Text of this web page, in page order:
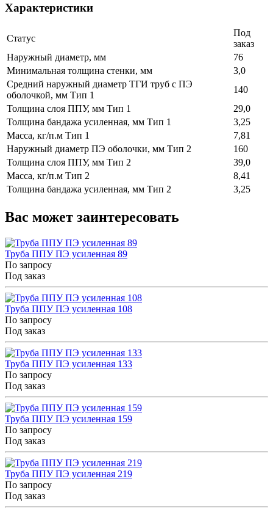
Характеристики
Статус
Под
заказ
Наружный диаметр, мм
76
Минимальная толщина стенки, мм
3,0
Средний наружный диаметр ТГИ труб с ПЭ
оболочкой, мм Тип 1
140
Толщина слоя ППУ, мм Тип 1
29,0
Толщина бандажа усиленная, мм Тип 1
3,25
Масса, кг/п.м Тип 1
7,81
Наружный диаметр ПЭ оболочки, мм Тип 2
160
Толщина слоя ППУ, мм Тип 2
39,0
Масса, кг/п.м Тип 2
8,41
Толщина бандажа усиленная, мм Тип 2
3,25
Вас может заинтересовать
Труба ППУ ПЭ усиленная 89
По запросу
Под заказ
Труба ППУ ПЭ усиленная 108
По запросу
Под заказ
Труба ППУ ПЭ усиленная 133
По запросу
Под заказ
Труба ППУ ПЭ усиленная 159
По запросу
Под заказ
Труба ППУ ПЭ усиленная 219
По запросу
Под заказ